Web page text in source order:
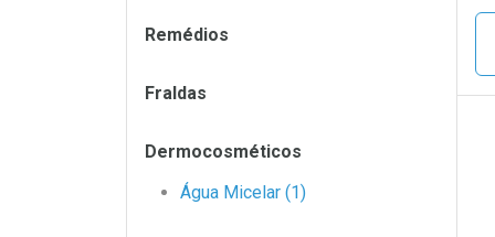
Remédios
Fraldas
Dermocosméticos
Água Micelar (1)